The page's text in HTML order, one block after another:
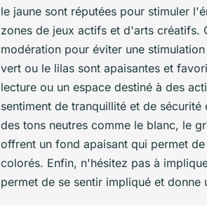
le jaune sont réputées pour stimuler
zones de jeux actifs et d'arts créatifs.
modération pour éviter une
vert ou le lilas sont apaisantes et
lecture ou un espace destiné à des
sentiment de tranquillité et de
des tons neutres comme le blanc, le
offrent un fond apaisant qui permet
colorés. Enfin, n'hésitez pas à
permet de se sentir impliqué et